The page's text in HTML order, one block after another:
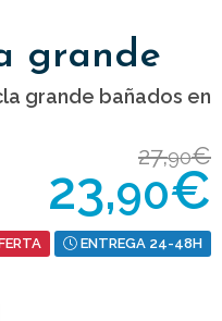
grande
grande bañados en
27,90€
23,90€
ENTREGA 24-48H